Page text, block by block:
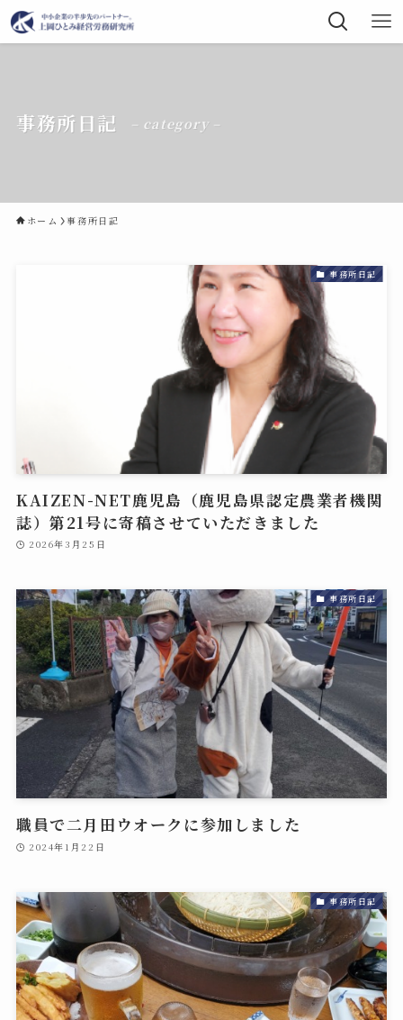
事務所日記 – category –
ホーム 事務所日記
事務所日記
KAIZEN-NET鹿児島（鹿児島県認定農業者機関
誌）第21号に寄稿させていただきました
2026年3月25日
事務所日記
職員で二月田ウオークに参加しました
2024年1月22日
事務所日記